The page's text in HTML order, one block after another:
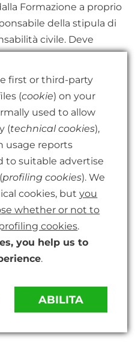
Formazione a proprio
della stipula di
civile. Deve
acquisite durante la
nel suo paese di
di avere le
poter utilizzare le sue
e per
L’acquirente è
della formazione
Ottenere una
che sia pronto a
ritenuto responsabile
conduce con i suoi
informazioni che
first or third-party
(cookie) on your
used to allow
(technical cookies),
usage reports
to suitable advertise
profiling cookies). We
cookies, butyou
whether or not to
cookies.
you help us to
.
ABILITA